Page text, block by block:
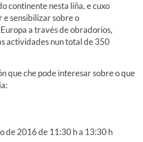
continente nesta liña, e cuxo
sensibilizar sobre o
a través de obradorios,
actividades nun total de 350
que che pode interesar sobre o que
de 2016 de 11:30 h a 13:30 h